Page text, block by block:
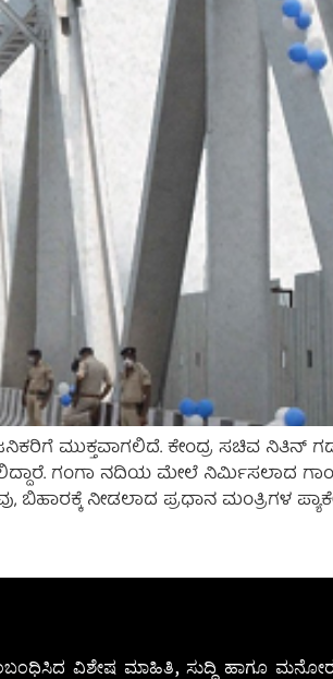
ಮುಕ್ತವಾಗಲಿದೆ. ಕೇಂದ್ರ ಸಚಿವ ನಿತಿನ್
ಗಂಗಾ ನದಿಯ ಮೇಲೆ ನಿರ್ಮಿಸಲಾದ
ಬಿಹಾರಕ್ಕೆ ನೀಡಲಾದ ಪ್ರಧಾನ ಮಂತ್ರಿಗಳ
ವಿಶೇಷ ಮಾಹಿತಿ, ಸುದ್ದಿ ಹಾಗೂ